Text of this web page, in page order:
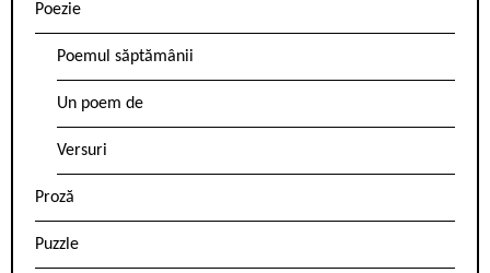
Poezie
Poemul săptămânii
Un poem de
Versuri
Proză
Puzzle